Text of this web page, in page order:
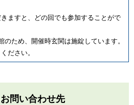
ますと、どの回でも参加することがで
ため、開催時玄関は施錠しています。
ださい。
問い合わせ先